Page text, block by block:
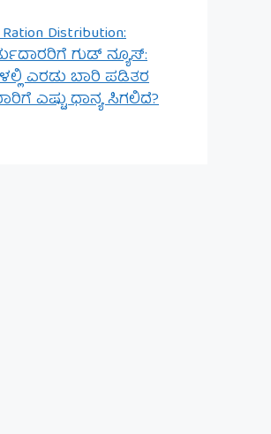
Distribution:
ಗುಡ್ ನ್ಯೂಸ್:
ಎರಡು ಬಾರಿ ಪಡಿತರ
ಎಷ್ಟು ಧಾನ್ಯ ಸಿಗಲಿದೆ?